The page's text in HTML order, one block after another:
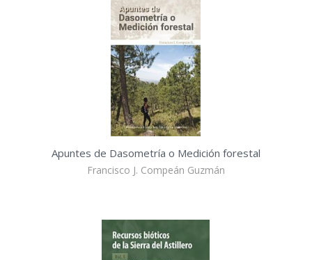
Apuntes de Dasometría o Medición forestal
Francisco J. Compeán Guzmán